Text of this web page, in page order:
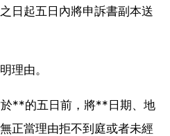
日起五日內將申訴書副本送
理由。
**的五日前，將**日期、地
正當理由拒不到庭或者未經